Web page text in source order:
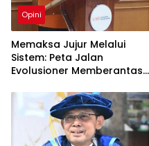
Opini
Memaksa Jujur Melalui
Sistem: Peta Jalan
Evolusioner Memberantas